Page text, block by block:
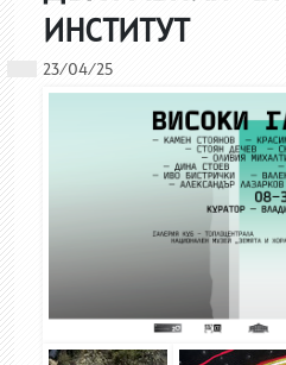
ИНСТИТУТ
23/04/25